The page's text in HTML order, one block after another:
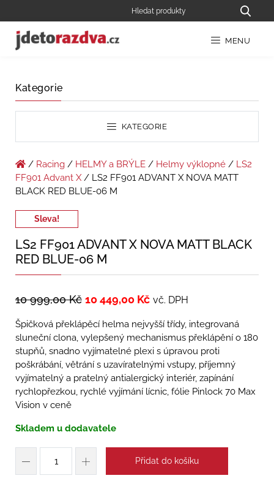
MENU
Kategorie
KATEGORIE
/ Racing / HELMY a BRÝLE / Helmy výklopné / LS2
FF901 Advant X/ LS2 FF901 ADVANT X NOVA MATT
BLACK RED BLUE-06 M
Sleva!
LS2 FF901 ADVANT X NOVA MATT BLACK
RED BLUE-06 M
10 999,00Kč 10 449,00 Kč vč. DPH
Špičková překlápěcí helma nejvyšší třídy, integrovaná
sluneční clona, vylepšený mechanismus překlápění o 180
stupňů, snadno vyjímatelné plexi s úpravou proti
poškrábání, větrání s uzavíratelnými vstupy, příjemný
vyjímatelný a pratelný antialergický interiér, zapínání
rychlopřezkou, rychlé vyjímání lícnic, fólie Pinlock 70 Max
Vision v ceně
Skladem u dodavatele
Přidat do košíku